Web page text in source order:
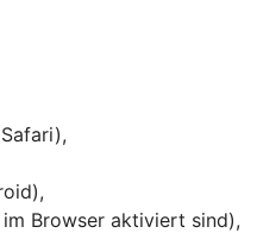
Browser aktiviert sind),